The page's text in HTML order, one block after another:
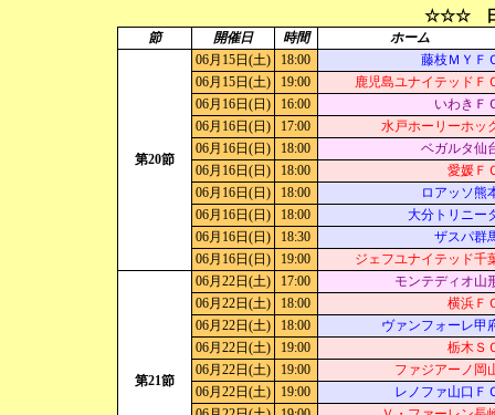
☆☆☆ 日
節 開催日 時間 ホーム
第20節
06月15日(土) 18:00
藤枝ＭＹＦ
06月15日(土)
19:00
鹿児島ユナイテッドＦ
06月16日(日)
16:00
いわきＦ
06月16日(日)
17:00
水戸ホーリーホッ
06月16日(日)
18:00
ベガルタ仙
06月16日(日)
18:00
愛媛Ｆ
06月16日(日)
18:00
ロアッソ熊
06月16日(日)
18:00
大分トリニー
06月16日(日)
18:30
ザスパ群
06月16日(日)
19:00 ジェフユナイテッド千
第21節
06月22日(土) 17:00
モンテディオ山
06月22日(土)
18:00
横浜Ｆ
06月22日(土)
18:00
ヴァンフォーレ甲
06月22日(土)
19:00
栃木Ｓ
06月22日(土)
19:00
ファジアーノ岡
06月22日(土)
19:00
レノファ山口Ｆ